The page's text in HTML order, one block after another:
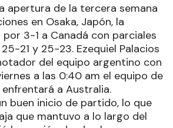
apertura de la tercera semana
en Osaka, Japón, la
3-1 a Canadá con parciales
21 y 25-23. Ezequiel Palacios
del equipo argentino con
a las 0:40 am el equipo de
a Australia.
buen inicio de partido, lo que
que mantuvo a lo largo del